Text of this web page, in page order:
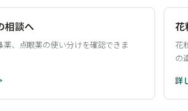
相談へ
薬、点眼薬の使い分けを確認できま
花
花
の
詳